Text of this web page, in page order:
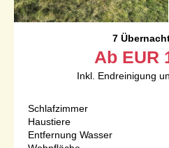
7
Ab EUR
Inkl. Endreinigung
Schlafzimmer
Haustiere
Entfernung Wasser